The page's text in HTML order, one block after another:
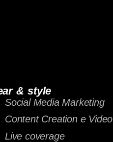
& style
Social Media Marketing
Content Creation e Video
Live coverage